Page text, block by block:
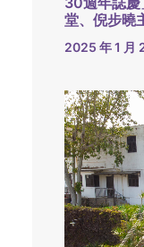
堂、倪步曉
2025 年 1 月